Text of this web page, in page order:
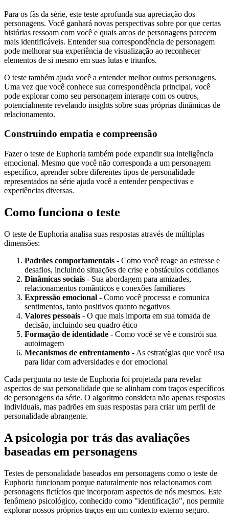
Para os fãs da série, este teste aprofunda sua apreciação dos
personagens. Você ganhará novas perspectivas sobre por que certas
histórias ressoam com você e quais arcos de personagens parecem
mais identificáveis. Entender sua correspondência de personagem
pode melhorar sua experiência de visualização ao reconhecer
elementos de si mesmo em suas lutas e triunfos.
O teste também ajuda você a entender melhor outros personagens.
Uma vez que você conhece sua correspondência principal, você
pode explorar como seu personagem interage com os outros,
potencialmente revelando insights sobre suas próprias dinâmicas de
relacionamento.
Construindo empatia e compreensão
Fazer o teste de Euphoria também pode expandir sua inteligência
emocional. Mesmo que você não corresponda a um personagem
específico, aprender sobre diferentes tipos de personalidade
representados na série ajuda você a entender perspectivas e
experiências diversas.
Como funciona o teste
O teste de Euphoria analisa suas respostas através de múltiplas
dimensões:
Padrões comportamentais - Como você reage ao estresse e
desafios, incluindo situações de crise e obstáculos cotidianos
Dinâmicas sociais - Sua abordagem para amizades,
relacionamentos românticos e conexões familiares
Expressão emocional - Como você processa e comunica
sentimentos, tanto positivos quanto negativos
Valores pessoais - O que mais importa em sua tomada de
decisão, incluindo seu quadro ético
Formação de identidade - Como você se vê e constrói sua
autoimagem
Mecanismos de enfrentamento - As estratégias que você usa
para lidar com adversidades e dor emocional
Cada pergunta no teste de Euphoria foi projetada para revelar
aspectos de sua personalidade que se alinham com traços específicos
de personagens da série. O algoritmo considera não apenas respostas
individuais, mas padrões em suas respostas para criar um perfil de
personalidade abrangente.
A psicologia por trás das avaliações
baseadas em personagens
Testes de personalidade baseados em personagens como o teste de
Euphoria funcionam porque naturalmente nos relacionamos com
personagens fictícios que incorporam aspectos de nós mesmos. Este
fenômeno psicológico, conhecido como "identificação", nos permite
explorar nossos próprios traços em um contexto externo seguro.